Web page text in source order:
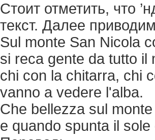
Стоит отметить, что
текст. Далее
Sul monte San Nicola
si reca gente da tutto il
chi con la chitarra, chi
vanno a vedere l'alba.
Che bellezza sul
e quando spunta il